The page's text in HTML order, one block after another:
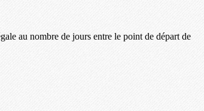
au nombre de jours entre le point de départ de